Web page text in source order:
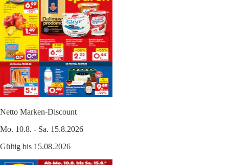
Netto Marken-Discount
Mo. 10.8. - Sa. 15.8.2026
Gültig bis 15.08.2026